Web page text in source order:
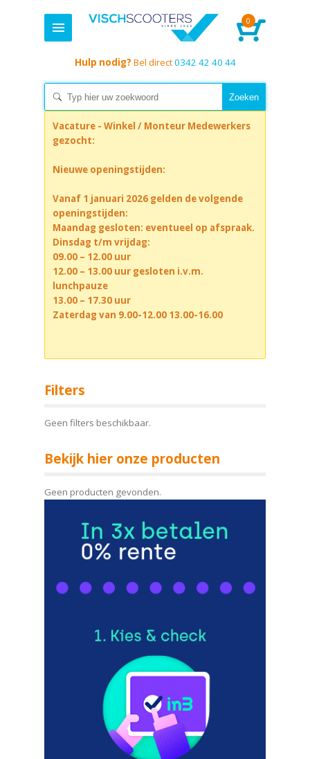
0
Hulp nodig? Bel direct0342 42 40 44
Vacature - Winkel / Monteur Medewerkers
gezocht:
Nieuwe openingstijden:
Vanaf 1 januari 2026 gelden de volgende
openingstijden:
Maandag gesloten: eventueel op afspraak.
Dinsdag t/m vrijdag:
09.00 – 12.00 uur
12.00 – 13.00 uur gesloten i.v.m.
lunchpauze
13.00 – 17.30 uur
Zaterdag van 9.00-12.00 13.00-16.00
Filters
Geen filters beschikbaar.
Bekijk hier onze producten
Geen producten gevonden.